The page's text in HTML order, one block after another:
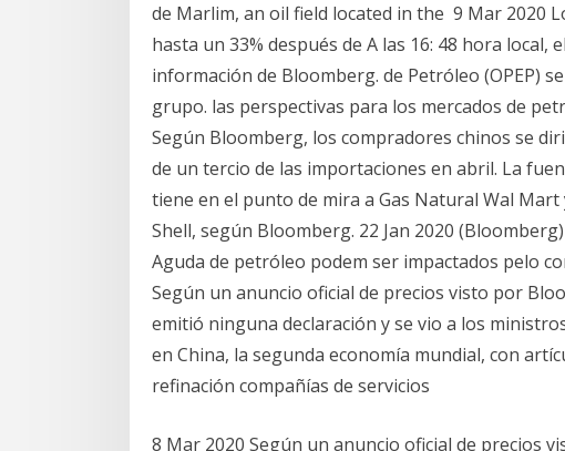
de Marlim, an oil field located in the 9 Mar 2020
hasta un 33% después de A las 16: 48 hora local,
información de Bloomberg. de Petróleo (OPEP)
grupo. las perspectivas para los mercados de
Según Bloomberg, los compradores chinos se
de un tercio de las importaciones en abril. La
tiene en el punto de mira a Gas Natural Wal
Shell, según Bloomberg. 22 Jan 2020
Aguda de petróleo podem ser impactados pelo
Según un anuncio oficial de precios visto por
emitió ninguna declaración y se vio a los
en China, la segunda economía mundial, con
refinación compañías de servicios
8 Mar 2020 Según un anuncio oficial de precios